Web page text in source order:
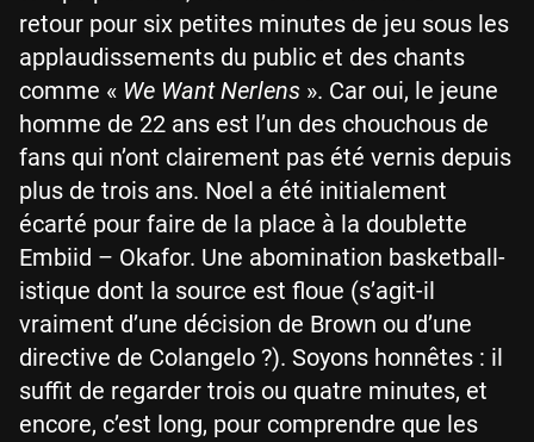
retour pour six petites minutes de jeu sous les
applaudissements du public et des chants
comme « We Want Nerlens ». Car oui, le jeune
homme de 22 ans est l’un des chouchous de
fans qui n’ont clairement pas été vernis depuis
plus de trois ans. Noel a été initialement
écarté pour faire de la place à la doublette
Embiid – Okafor. Une abomination basketball-
istique dont la source est floue (s’agit-il
vraiment d’une décision de Brown ou d’une
directive de Colangelo ?). Soyons honnêtes : il
suffit de regarder trois ou quatre minutes, et
encore, c’est long, pour comprendre que les